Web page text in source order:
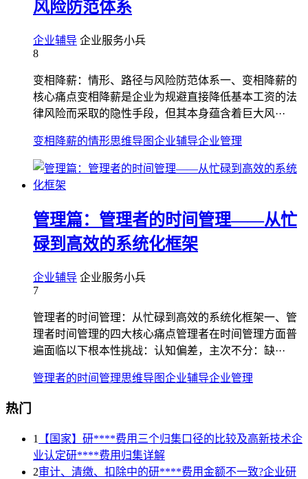
风险防范体系
企业辅导 企业服务小兵
8
变相降薪：情形、路径与风险防范体系一、变相降薪的
核心痛点变相降薪是企业为规避直接降低基本工资的法
律风险而采取的隐性手段，但其本身蕴含着巨大风···
变相降薪的情形思维导图企业辅导企业管理
管理篇：管理者的时间管理——从忙
碌到高效的系统化框架
企业辅导 企业服务小兵
7
管理者的时间管理：从忙碌到高效的系统化框架一、管
理者时间管理的四大核心痛点管理者在时间管理方面普
遍面临以下根本性挑战：认知偏差，主次不分：缺···
管理者的时间管理思维导图企业辅导企业管理
热门
1
【国家】研****费用三个归集口径的比较及高新技术企
业认定研****费用归集详解
2审计、清缴、扣除中的研****费用金额不一致?企业研